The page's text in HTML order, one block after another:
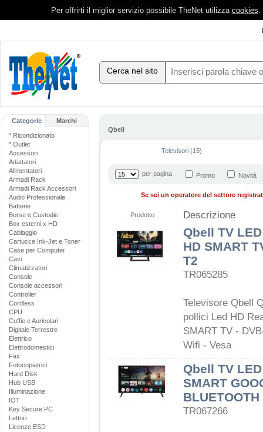
Per offrirti il miglior servizio possibile TheNet utilizza cookies.
Cerca nel sito
Categorie Marchi
* Ricondizionato
* Outlet
Accessori
Adattatori
Alimentatori
Armadi Rack
Armadi Rack Accessori
Audio Professionale
Batterie
Borse e Custodie
Box esterni x HD
Cablaggio
Cartucce Ink-Jet e Toner
Case per Computer
Cavi
Climatizzatori
Console
Console accessori
Controller
Cordless
CPU
Cuffie e Auricolari
Digitale Terrestre
Elettrico
Elettrodomestici
Fax
Fotocopiatrici
Hard Disk
Hub USB
Illuminazione
IOT
Key Secure PC
Lettori
Licenze ESD
Qbell
Televisori (15)
per pagina Promo Novità
Se sei un operatore del settore
Prodotto Descrizione
Qbell TV
HD SMART
T2
TR065285
Televisore Qbell
pollici Led HD
SMART TV -
Wifi - Vesa
Qbell TV
SMART
TR067266